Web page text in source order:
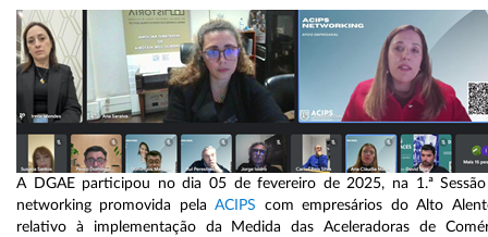
A DGAE participou no dia 05 de fevereiro de 2025, na 1.ª
networking promovida pelaACIPS
com empresários do Alto
relativo à implementação da Medida das Aceleradoras de